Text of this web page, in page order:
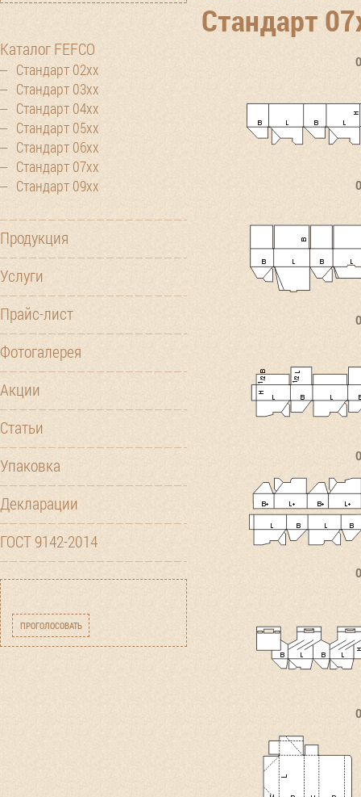
Стандарт
Каталог FEFCO
Стандарт 02хх
Стандарт 03хх
Стандарт 04хх
Стандарт 05хх
Стандарт 06хх
Стандарт 07хх
Стандарт 09хх
Продукция
Услуги
Прайс-лист
Фотогалерея
Акции
Статьи
Упаковка
Декларации
ГОСТ 9142-2014